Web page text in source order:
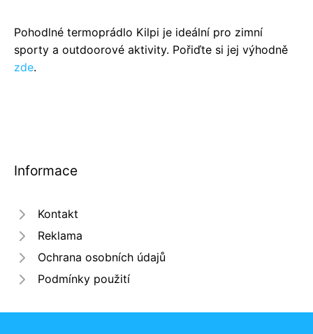
Pohodlné termoprádlo Kilpi je ideální pro zimní
sporty a outdoorové aktivity. Pořiďte si jej výhodně
zde.
Informace
Kontakt
Reklama
Ochrana osobních údajů
Podmínky použití